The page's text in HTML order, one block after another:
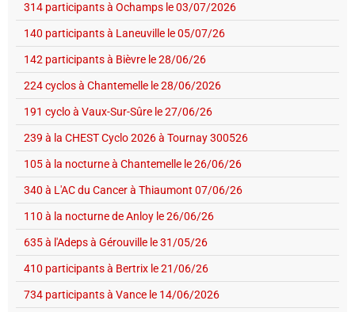
314 participants à Ochamps le 03/07/2026
140 participants à Laneuville le 05/07/26
142 participants à Bièvre le 28/06/26
224 cyclos à Chantemelle le 28/06/2026
191 cyclo à Vaux-Sur-Sûre le 27/06/26
239 à la CHEST Cyclo 2026 à Tournay 300526
105 à la nocturne à Chantemelle le 26/06/26
340 à L'AC du Cancer à Thiaumont 07/06/26
110 à la nocturne de Anloy le 26/06/26
635 à l'Adeps à Gérouville le 31/05/26
410 participants à Bertrix le 21/06/26
734 participants à Vance le 14/06/2026